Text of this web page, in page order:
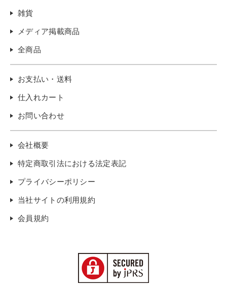
雑貨
メディア掲載商品
全商品
お支払い・送料
仕入れカート
お問い合わせ
会社概要
特定商取引法における法定表記
プライバシーポリシー
当社サイトの利用規約
会員規約